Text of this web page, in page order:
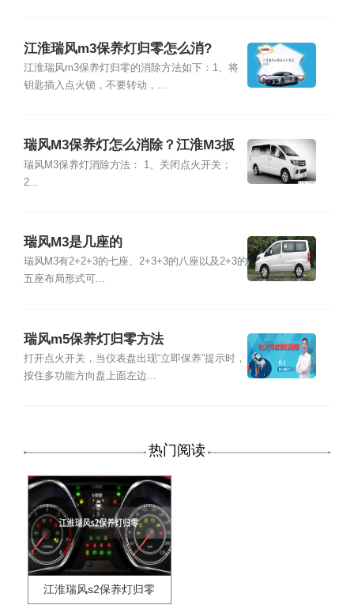
江淮瑞风m3保养灯归零怎么消?
江淮瑞风m3保养灯归零的消除方法如下：1、将
钥匙插入点火锁，不要转动，...
瑞风M3保养灯怎么消除？江淮M3扳
手怎么去除
瑞风M3保养灯消除方法： 1、关闭点火开关；
2...
瑞风M3是几座的
瑞风M3有2+2+3的七座、2+3+3的八座以及2+3的
五座布局形式可...
瑞风m5保养灯归零方法
打开点火开关，当仪表盘出现“立即保养”提示时，
按住多功能方向盘上面左边...
热门阅读
江淮瑞风s2保养灯归零